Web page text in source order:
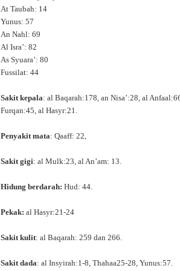
At Taubah: 14
Yunus: 57
An Nahl: 69
Al Isra’: 82
As Syuara’: 80
Fussilat: 44
Sakit kepala: al Baqarah:178, an Nisa’:28, al
Furqan:45, al Hasyr:21.
Penyakit mata: Qaaff: 22,
Sakit gigi: al Mulk:23, al An’am: 13.
Hidung berdarah: Hud: 44.
Pekak: al Hasyr:21-24
Sakit kulit: al Baqarah: 259 dan 266.
Sakit dada: al Insyirah:1-8, Thahaa25-28, Yunus:57.